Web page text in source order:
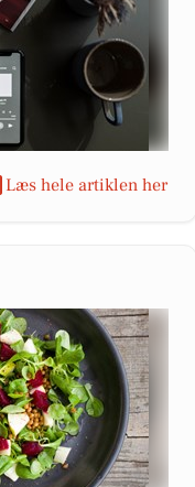
Læs hele artiklen her